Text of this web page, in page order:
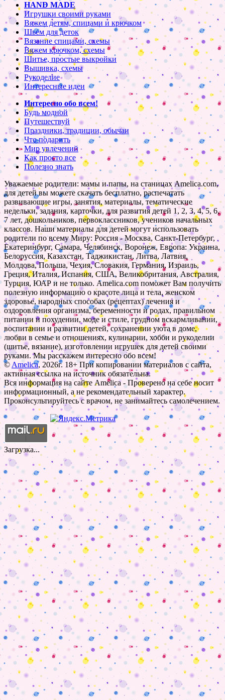
HAND MADE
Игрушки своими руками
Вяжем детям, спицами и крючком
Шьем для деток
Вязание спицами, схемы
Вяжем крючком, схемы
Шитье, простые выкройки
Вышивка, схемы
Рукоделие
Интересные идеи
Интересно обо всем!
Будь модной
Путешествуй
Праздники, традиции, обычаи
Что подарить
Мир увлечений
Как просто все
Полезно знать
Уважаемые родители: мамы и папы, на станицах Amelica.com,
для детей вы можете скачать бесплатно, распечатать
развивающие игры, занятия, материалы, тематические
недельки, задания, карточки, для развития детей 1, 2, 3, 4, 5, 6,
7 лет, дошкольников, первоклассников, учеников начальных
классов. Наши материалы для детей могут использовать
родители по всему Миру: Россия - Москва, Санкт-Петербург,
Екатеринбург, Самара, Челябинск, Воронеж, Европа: Украина,
Белоруссия, Казахстан, Таджикистан, Литва, Латвия,
Молдова, Польша, Чехия, Словакия, Германия, Израиль,
Греция, Италия, Испания, США, Великобритания, Австралия,
Турция, ЮАР и не только. Amelica.com поможет Вам получить
полезную информацию о красоте лица и тела, женском
здоровье, народных способах (рецептах) лечения и
оздоровления организма, беременности и родах, правильном
питании и похудении, моде и стиле, грудном вскармливании,
воспитании и развитии детей, сохранении уюта в доме,
любви в семье и отношениях, кулинарии, хобби и рукоделии
(шитье, вязание), изготовлении игрушек для детей своими
руками. Мы расскажем интересно обо всем!
© Amelica, 2026г. 18+ При копировании материалов с сайта,
активная ссылка на источник обязательна.
Вся информация на сайте Amelica - Проверено на себе носит
информационный, а не рекомендательный характер.
Проконсультируйтесь с врачом, не занимайтесь самолечением.
Загрузка...